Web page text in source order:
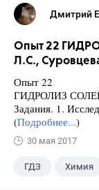
Дмитрий
Опыт 22
Л.С.,
Опыт 22
ГИДРОЛИЗ
Задания. 1.
(Подробнее...)
30 мая 2017
ГДЗ Химия